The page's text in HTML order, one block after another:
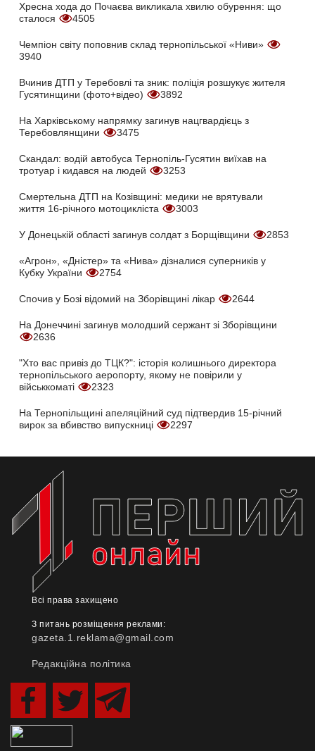
Хресна хода до Почаєва викликала хвилю обурення: що
сталося
4505
Чемпіон світу поповнив склад тернопільської «Ниви»
3940
Вчинив ДТП у Теребовлі та зник: поліція розшукує жителя
Гусятинщини (фото+відео)
3892
На Харківському напрямку загинув нацгвардієць з
Теребовлянщини
3475
Скандал: водій автобуса Тернопіль-Гусятин виїхав на
тротуар і кидався на людей
3253
Смертельна ДТП на Козівщині: медики не врятували
життя 16-річного мотоцикліста
3003
У Донецькій області загинув солдат з Борщівщини 2853
«Агрон», «Дністер» та «Нива» дізналися суперників у
Кубку України
2754
Спочив у Бозі відомий на Зборівщині лікар 2644
На Донеччині загинув молодший сержант зі Зборівщини
2636
"Хто вас привіз до ТЦК?": історія колишнього директора
тернопільського аеропорту, якому не повірили у
військкоматі
2323
На Тернопільщині апеляційний суд підтвердив 15-річний
вирок за вбивство випускниці
2297
Всі права захищено
З питань розміщення реклами:
gazeta.1.reklama@gmail.com
Редакційна політика